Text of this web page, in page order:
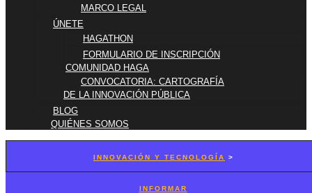
MARCO LEGAL
ÚNETE
HAGATHON
FORMULARIO DE INSCRIPCIÓN
COMUNIDAD HAGA
CONVOCATORIA: CARTOGRAFÍA
DE LA INNOVACIÓN PÚBLICA
BLOG
QUIÉNES SOMOS
INNOVACIÓN Y TECNOLOGÍA >
INFORMAR